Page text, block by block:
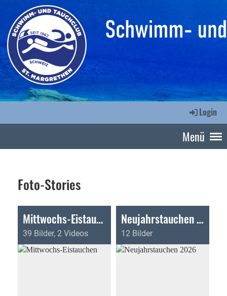
Login
Menü
Foto-Stories
Mittwochs-Eistauchen
39 Bilder, 2 Videos
Neujahrstauchen 2026
12 Bilder